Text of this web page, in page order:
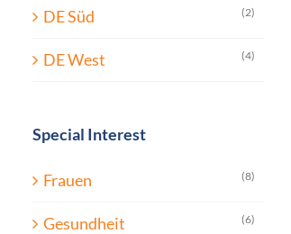
DE Süd (2)
DE West (4)
Special Interest
Frauen (8)
Gesundheit (6)